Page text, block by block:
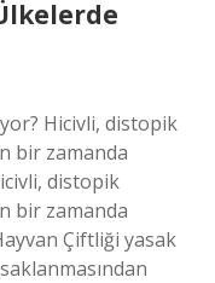
Hicivli, distopik
bir zamanda
distopik
bir zamanda
Çiftliği yasak